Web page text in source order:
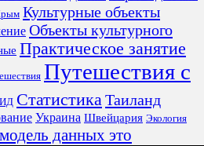
Культурные объекты
Объекты культурного
Практическое занятие
Путешествия с
СтатистикаТаиланд
Украина Швейцария Экология
модель данных это